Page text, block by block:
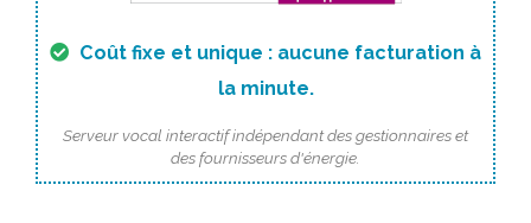
Coût fixe et unique : aucune facturation à
la minute.
Serveur vocal interactif indépendant des gestionnaires et
des fournisseurs d'énergie.